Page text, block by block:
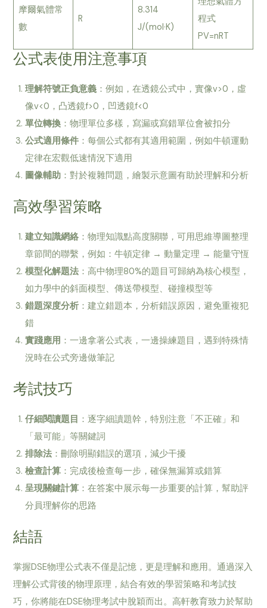
摩爾氣體常
數
R
8.314
J/(mol·K)
程式
PV=nRT
公式表使用注意事項
理解符號正負意義 ：例如，在透鏡公式中，實像v>0，虛
像v<0，凸透鏡f>0，凹透鏡f<0
單位轉換 ：物理單位多樣，寫漏或寫錯單位會被扣分
公式適用條件 ：每個公式都有其適用範圍，例如牛頓運動
定律在宏觀低速情況下適用
圖像輔助 ：對於複雜問題，繪製示意圖有助於理解和分析
高效學習策略
建立知識網絡 ：物理知識點高度關聯，可用思維導圖整理
章節間的聯繫，例如：牛頓定律 → 動量定理 → 能量守恆
模型化解題法 ：高中物理80%的題目可歸納為核心模型，
如力學中的斜面模型、傳送帶模型、碰撞模型等
錯題深度分析 ：建立錯題本，分析錯誤原因，避免重複犯
錯
實踐應用 ：一邊拿著公式表，一邊操練題目，遇到特殊情
況時在公式旁邊做筆記
考試技巧
仔細閱讀題目 ：逐字細讀題幹，特別注意「不正確」和
「最可能」等關鍵詞
排除法 ：刪除明顯錯誤的選項，減少干擾
檢查計算 ：完成後檢查每一步，確保無漏算或錯算
呈現關鍵計算 ：在答案中展示每一步重要的計算，幫助評
分員理解你的思路
結語
掌握DSE物理公式表不僅是記憶，更是理解和應用。通過深入
理解公式背後的物理原理，結合有效的學習策略和考試技
巧，你將能在DSE物理考試中脫穎而出。高軒教育致力於幫助